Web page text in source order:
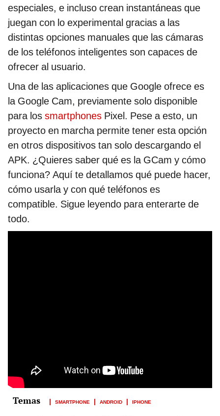
especiales, e incluso crean instantáneas que
juegan con lo experimental gracias a las
distintas opciones manuales que las cámaras
de los teléfonos inteligentes son capaces de
ofrecer al usuario.
Una de las aplicaciones que Google ofrece es
la Google Cam, previamente solo disponible
para los smartphones Pixel. Pese a esto, un
proyecto en marcha permite tener esta opción
en otros dispositivos tan solo descargando el
APK. ¿Quieres saber qué es la GCam y cómo
funciona? Aquí te detallamos qué puede hacer,
cómo usarla y con qué teléfonos es
compatible. Sigue leyendo para enterarte de
todo.
SMARTPHONE ANDROID IPHONE